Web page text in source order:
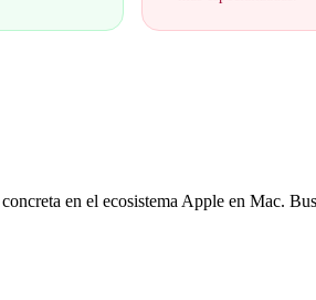
en el ecosistema Apple en Mac.